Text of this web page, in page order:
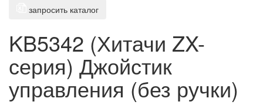
запросить каталог
KB5342 (Хитачи ZX-
серия) Джойстик
управления (без ручки)